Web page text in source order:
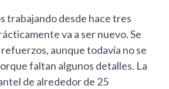
trabajando desde hace tres
va a ser nuevo. Se
aunque todavía no se
faltan algunos detalles. La
de alrededor de 25